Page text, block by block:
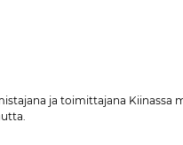
ja toimittajana Kiinassa